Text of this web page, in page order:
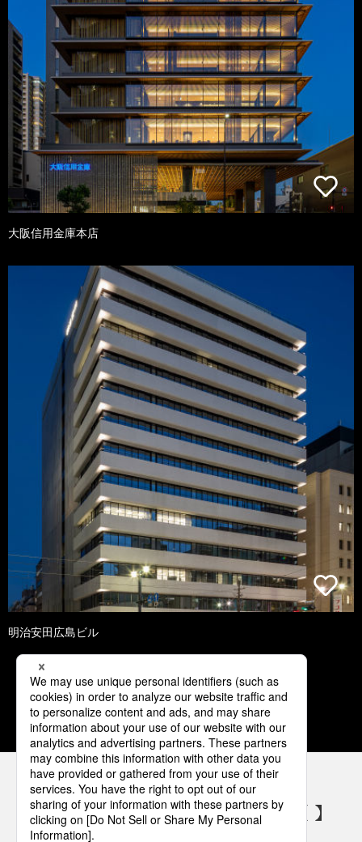
大阪信用金庫本店
明治安田広島ビル
1 2 3 4 5
パナソニックの電気設備 SNSアカウント